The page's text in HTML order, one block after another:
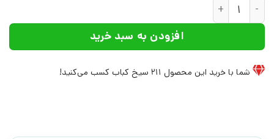
کتاب لحظه ی درنگ | انتشارات افراز عدد
افزودن به سبد خرید
شما با خرید این محصول 211 سیخ کباب کسب می‌کنید!